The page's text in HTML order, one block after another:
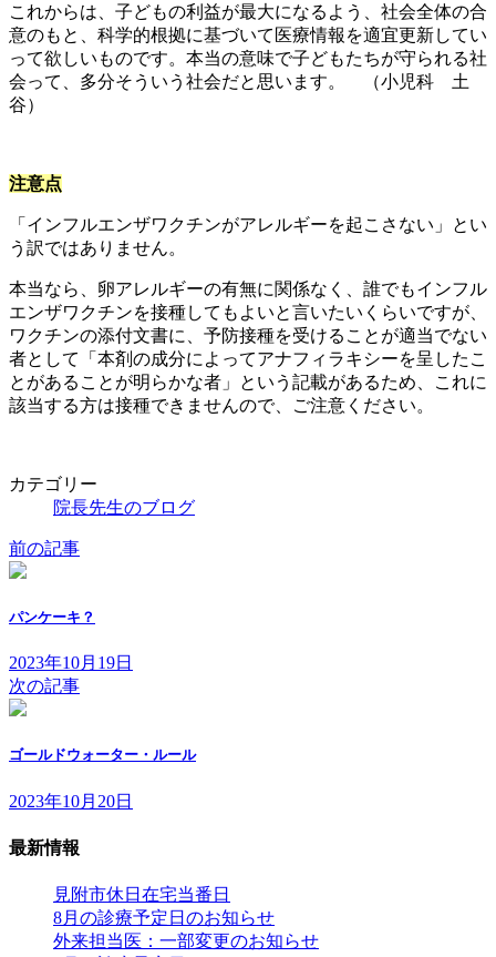
これからは、子どもの利益が最大になるよう、社会全体の合
意のもと、科学的根拠に基づいて医療情報を適宜更新してい
って欲しいものです。本当の意味で子どもたちが守られる社
会って、多分そういう社会だと思います。 （小児科 土
谷）
注意点
「インフルエンザワクチンがアレルギーを起こさない」とい
う訳ではありません。
本当なら、卵アレルギーの有無に関係なく、誰でもインフル
エンザワクチンを接種してもよいと言いたいくらいですが、
ワクチンの添付文書に、予防接種を受けることが適当でない
者として「本剤の成分によってアナフィラキシーを呈したこ
とがあることが明らかな者」という記載があるため、これに
該当する方は接種できませんので、ご注意ください。
カテゴリー
院長先生のブログ
前の記事
パンケーキ？
2023年10月19日
次の記事
ゴールドウォーター・ルール
2023年10月20日
最新情報
見附市休日在宅当番日
8月の診療予定日のお知らせ
外来担当医：一部変更のお知らせ